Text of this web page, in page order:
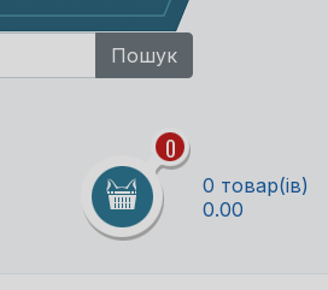
0
0 товар(ів)
0.00